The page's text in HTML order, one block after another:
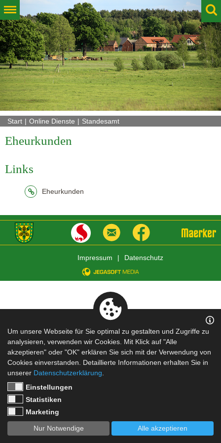
Start Online Dienste Standesamt
Eheurkunden
Links
Eheurkunden
Impressum | Datenschutz
Um unsere Webseite für Sie optimal zu gestalten und Zugriffe zu
analysieren, verwenden wir Cookies. Mit Klick auf "Alle
akzeptieren" oder "OK" erklären Sie sich mit der Verwendung von
Cookies einverstanden. Detaillierte Informationen erhalten Sie in
unserer Datenschutzerklärung
Einstellungen
Statistiken
Marketing
Nur Notwendige Alle akzeptieren